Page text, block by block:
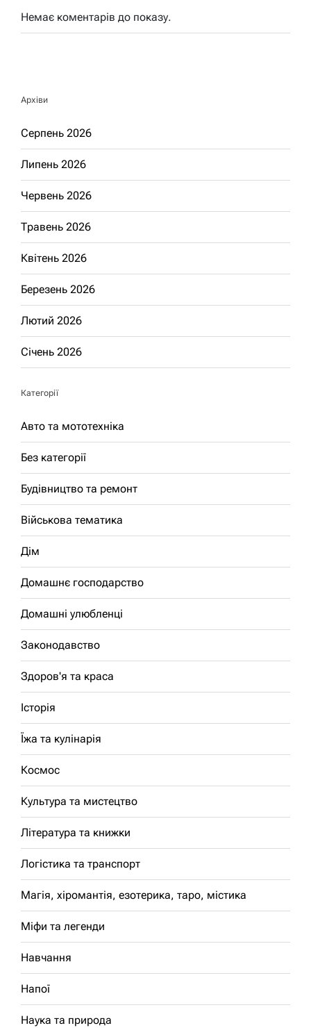
Немає коментарів до показу.
Архіви
Серпень 2026
Липень 2026
Червень 2026
Травень 2026
Квітень 2026
Березень 2026
Лютий 2026
Січень 2026
Категорії
Авто та мототехніка
Без категорії
Будівництво та ремонт
Військова тематика
Дім
Домашнє господарство
Домашні улюбленці
Законодавство
Здоров'я та краса
Історія
Їжа та кулінарія
Космос
Культура та мистецтво
Література та книжки
Логістика та транспорт
Магія, хіромантія, езотерика, таро, містика
Міфи та легенди
Навчання
Напої
Наука та природа